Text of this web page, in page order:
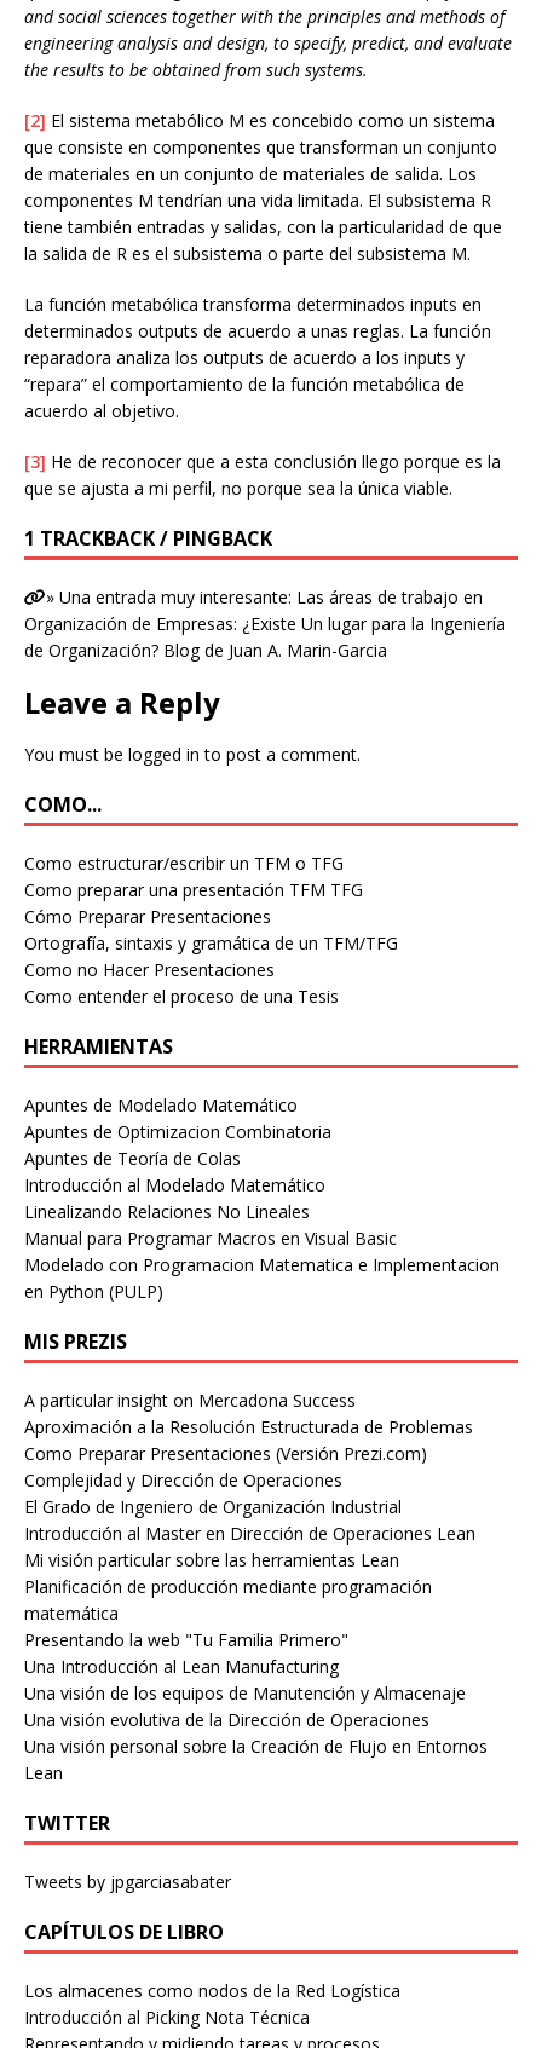
and social sciences together with the principles and methods of
engineering analysis and design, to specify, predict, and evaluate
the results to be obtained from such systems.
[2] El sistema metabólico M es concebido como un sistema
que consiste en componentes que transforman un conjunto
de materiales en un conjunto de materiales de salida. Los
componentes M tendrían una vida limitada. El subsistema R
tiene también entradas y salidas, con la particularidad de que
la salida de R es el subsistema o parte del subsistema M.
La función metabólica transforma determinados inputs en
determinados outputs de acuerdo a unas reglas. La función
reparadora analiza los outputs de acuerdo a los inputs y
“repara” el comportamiento de la función metabólica de
acuerdo al objetivo.
[3] He de reconocer que a esta conclusión llego porque es la
que se ajusta a mi perfil, no porque sea la única viable.
1 TRACKBACK / PINGBACK
» Una entrada muy interesante: Las áreas de trabajo en
Organización de Empresas: ¿Existe Un lugar para la Ingeniería
de Organización? Blog de Juan A. Marin-Garcia
Leave a Reply
You must be logged in to post a comment.
COMO...
Como estructurar/escribir un TFM o TFG
Como preparar una presentación TFM TFG
Cómo Preparar Presentaciones
Ortografía, sintaxis y gramática de un TFM/TFG
Como no Hacer Presentaciones
Como entender el proceso de una Tesis
HERRAMIENTAS
Apuntes de Modelado Matemático
Apuntes de Optimizacion Combinatoria
Apuntes de Teoría de Colas
Introducción al Modelado Matemático
Linealizando Relaciones No Lineales
Manual para Programar Macros en Visual Basic
Modelado con Programacion Matematica e Implementacion
en Python (PULP)
MIS PREZIS
A particular insight on Mercadona Success
Aproximación a la Resolución Estructurada de Problemas
Como Preparar Presentaciones (Versión Prezi.com)
Complejidad y Dirección de Operaciones
El Grado de Ingeniero de Organización Industrial
Introducción al Master en Dirección de Operaciones Lean
Mi visión particular sobre las herramientas Lean
Planificación de producción mediante programación
matemática
Presentando la web "Tu Familia Primero"
Una Introducción al Lean Manufacturing
Una visión de los equipos de Manutención y Almacenaje
Una visión evolutiva de la Dirección de Operaciones
Una visión personal sobre la Creación de Flujo en Entornos
Lean
TWITTER
Tweets by jpgarciasabater
CAPÍTULOS DE LIBRO
Los almacenes como nodos de la Red Logística
Introducción al Picking Nota Técnica